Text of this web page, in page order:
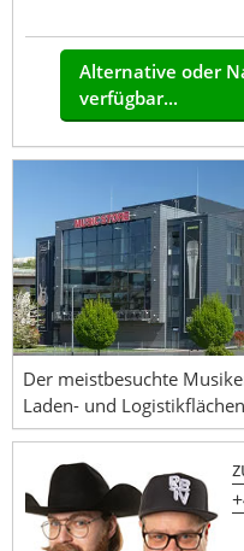
Alternative oder
verfügbar...
Der meistbesuchte
Laden- und